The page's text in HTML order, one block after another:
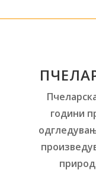
години